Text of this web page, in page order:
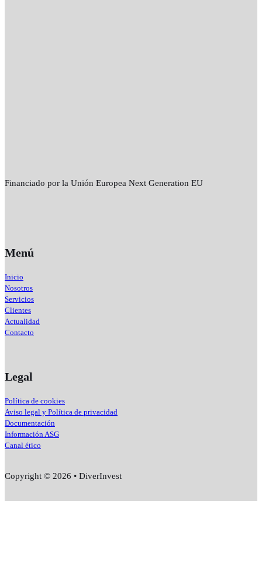
Financiado por la Unión Europea Next Generation EU
Menú
Inicio
Nosotros
Servicios
Clientes
Actualidad
Contacto
Legal
Política de cookies
Aviso legal y Política de privacidad
Documentación
Información ASG
Canal ético
Copyright © 2026 • DiverInvest